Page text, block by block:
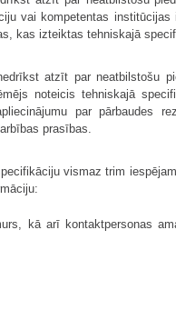
vai kompetentas institūcijas
kas izteiktas tehniskajā
atzīt par neatbilstošu
noteicis tehniskajā
par pārbaudes
prasības.
vismaz trim
kā arī kontaktpersonas